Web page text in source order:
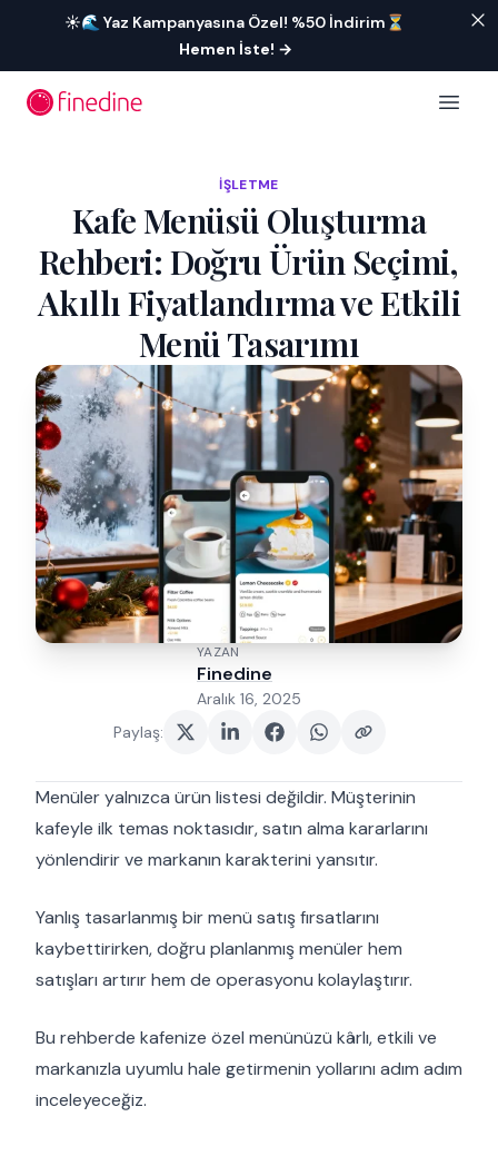
İçeriğe geç☀️🌊 Yaz Kampanyasına Özel! %50 İndirim⏳
Hemen İste! →
Open
İŞLETME
Kafe Menüsü Oluşturma
Rehberi: Doğru Ürün Seçimi,
Akıllı Fiyatlandırma ve Etkili
Menü Tasarımı
YAZAN
Finedine
Aralık 16, 2025
Paylaş:
Menüler yalnızca ürün listesi değildir. Müşterinin
kafeyle ilk temas noktasıdır, satın alma kararlarını
yönlendirir ve markanın karakterini yansıtır.
Yanlış tasarlanmış bir menü satış fırsatlarını
kaybettirirken, doğru planlanmış menüler hem
satışları artırır hem de operasyonu kolaylaştırır.
Bu rehberde kafenize özel menünüzü kârlı, etkili ve
markanızla uyumlu hale getirmenin yollarını adım adım
inceleyeceğiz.